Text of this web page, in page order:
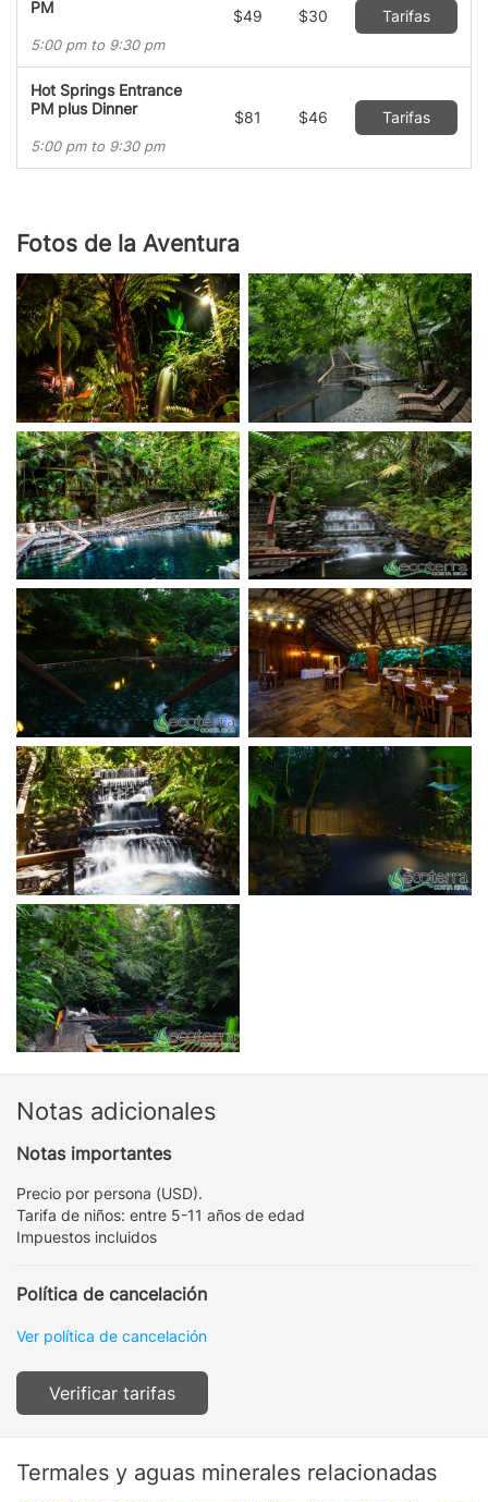
PM
5:00 pm to 9:30 pm
$49 $30 Tarifas
Hot Springs Entrance
PM plus Dinner
5:00 pm to 9:30 pm
$81 $46 Tarifas
Fotos de la Aventura
Notas adicionales
Notas importantes
Precio por persona (USD).
Tarifa de niños: entre 5-11 años de edad
Impuestos incluidos
Política de cancelación
Ver política de cancelación
Verificar tarifas
Termales y aguas minerales relacionadas